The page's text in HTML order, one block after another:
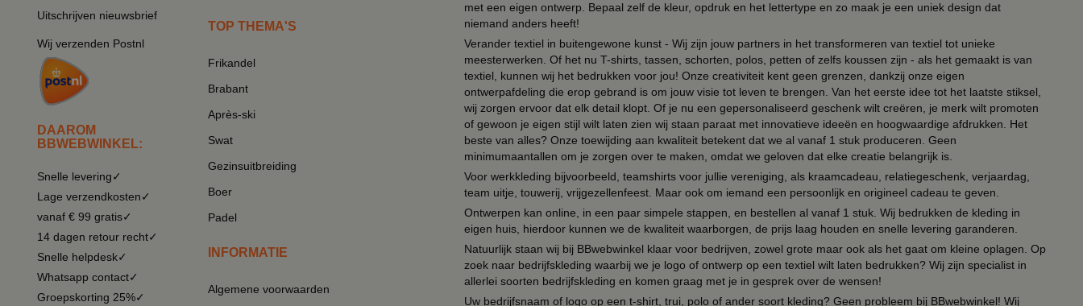
Uitschrijven nieuwsbrief
Wij verzenden Postnl
DAAROM
BBWEBWINKEL:
Snelle levering✓
Lage verzendkosten✓
vanaf € 99 gratis✓
14 dagen retour recht✓
Snelle helpdesk✓
Whatsapp contact✓
Groepskorting 25%✓
TOP THEMA'S
Frikandel
Brabant
Après-ski
Swat
Gezinsuitbreiding
Boer
Padel
INFORMATIE
Algemene voorwaarden
met een eigen ontwerp. Bepaal zelf de kleur, opdruk en het lettertype en zo maak je een uniek design dat
niemand anders heeft!
Verander textiel in buitengewone kunst - Wij zijn jouw partners in het transformeren van textiel tot unieke
meesterwerken. Of het nu T-shirts, tassen, schorten, polos, petten of zelfs koussen zijn - als het gemaakt is van
textiel, kunnen wij het bedrukken voor jou! Onze creativiteit kent geen grenzen, dankzij onze eigen
ontwerpafdeling die erop gebrand is om jouw visie tot leven te brengen. Van het eerste idee tot het laatste stiksel,
wij zorgen ervoor dat elk detail klopt. Of je nu een gepersonaliseerd geschenk wilt creëren, je merk wilt promoten
of gewoon je eigen stijl wilt laten zien wij staan paraat met innovatieve ideeën en hoogwaardige afdrukken. Het
beste van alles? Onze toewijding aan kwaliteit betekent dat we al vanaf 1 stuk produceren. Geen
minimumaantallen om je zorgen over te maken, omdat we geloven dat elke creatie belangrijk is.
Voor werkkleding bijvoorbeeld, teamshirts voor jullie vereniging, als kraamcadeau, relatiegeschenk, verjaardag,
team uitje, touwerij, vrijgezellenfeest. Maar ook om iemand een persoonlijk en origineel cadeau te geven.
Ontwerpen kan online, in een paar simpele stappen, en bestellen al vanaf 1 stuk. Wij bedrukken de kleding in
eigen huis, hierdoor kunnen we de kwaliteit waarborgen, de prijs laag houden en snelle levering garanderen.
Natuurlijk staan wij bij BBwebwinkel klaar voor bedrijven, zowel grote maar ook als het gaat om kleine oplagen. Op
zoek naar bedrijfskleding waarbij we je logo of ontwerp op een textiel wilt laten bedrukken? Wij zijn specialist in
allerlei soorten bedrijfskleding en komen graag met je in gesprek over de wensen!
Uw bedrijfsnaam of logo op een t-shirt, trui, polo of ander soort kleding? Geen probleem bij BBwebwinkel! Wij